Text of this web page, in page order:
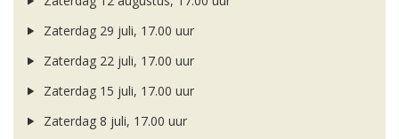
Zaterdag 29 juli, 17.00 uur
Zaterdag 22 juli, 17.00 uur
Zaterdag 15 juli, 17.00 uur
Zaterdag 8 juli, 17.00 uur